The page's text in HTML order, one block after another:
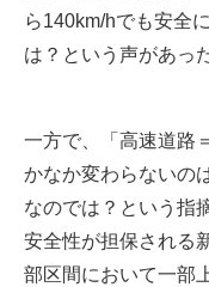
ら140km/hでも安全
は？という声があっ
一方で、「高速道路
かなか変わらないの
なのでは？という指
安全性が担保される
部区間において一部